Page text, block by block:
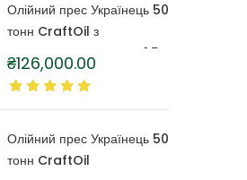
Олійний прес Українець 50
тонн CraftOil з
капролоновою бочкою 1,5
літра
₴126,000.00
Олійний прес Українець 50
тонн CraftOil